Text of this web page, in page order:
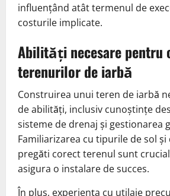
influențând atât termenul de
costurile implicate.
Abilități necesare pentru
terenurilor de iarbă
Construirea unui teren de iarbă
de abilități, inclusiv cunoștințe
sisteme de drenaj și gestionarea
Familiarizarea cu tipurile de sol și
pregăti corect terenul sunt
asigura o instalare de succes.
În plus, experiența cu utilaje